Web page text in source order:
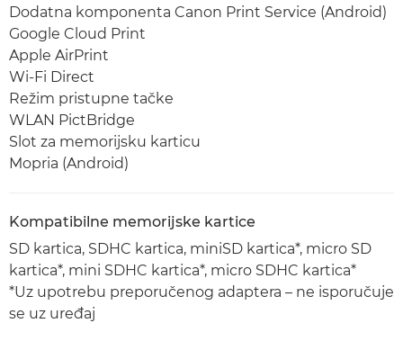
Dodatna komponenta Canon Print Service (Android)
Google Cloud Print
Apple AirPrint
Wi-Fi Direct
Režim pristupne tačke
WLAN PictBridge
Slot za memorijsku karticu
Mopria (Android)
Kompatibilne memorijske kartice
SD kartica, SDHC kartica, miniSD kartica*, micro SD
kartica*, mini SDHC kartica*, micro SDHC kartica*
*Uz upotrebu preporučenog adaptera – ne isporučuje
se uz uređaj